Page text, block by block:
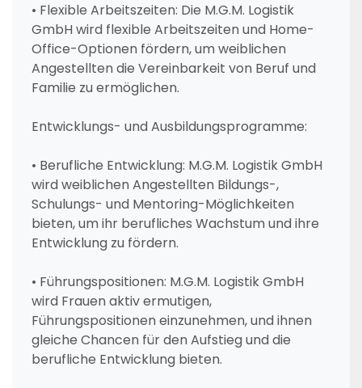
• Flexible Arbeitszeiten: Die M.G.M. Logistik
GmbH wird flexible Arbeitszeiten und Home-
Office-Optionen fördern, um weiblichen
Angestellten die Vereinbarkeit von Beruf und
Familie zu ermöglichen.
Entwicklungs- und Ausbildungsprogramme:
• Berufliche Entwicklung: M.G.M. Logistik GmbH
wird weiblichen Angestellten Bildungs-,
Schulungs- und Mentoring-Möglichkeiten
bieten, um ihr berufliches Wachstum und ihre
Entwicklung zu fördern.
• Führungspositionen: M.G.M. Logistik GmbH
wird Frauen aktiv ermutigen,
Führungspositionen einzunehmen, und ihnen
gleiche Chancen für den Aufstieg und die
berufliche Entwicklung bieten.